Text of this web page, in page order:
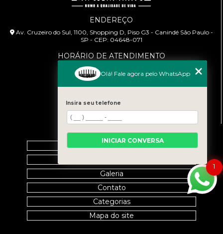
ENDEREÇO
Av. Cruzeiro do Sul, 1100, Shopping D, Piso G3 - Canindé São Paulo -
SP - CEP: 04648-071
HORÁRIO DE ATENDIMENTO
Segunda à Sexta: 9:00h às 18:00h
CONTATO
(11) 99458-7351
cursoabtrans@gmail.com
MENU
Home
Galeria
Contato
Categorias
Mapa do site
1
Olá! Fale agora pelo WhatsApp
Insira seu telefone
INICIAR CONVERSA